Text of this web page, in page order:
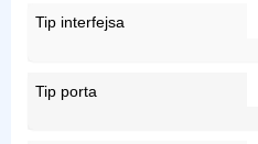
Tip interfejsa
Tip porta